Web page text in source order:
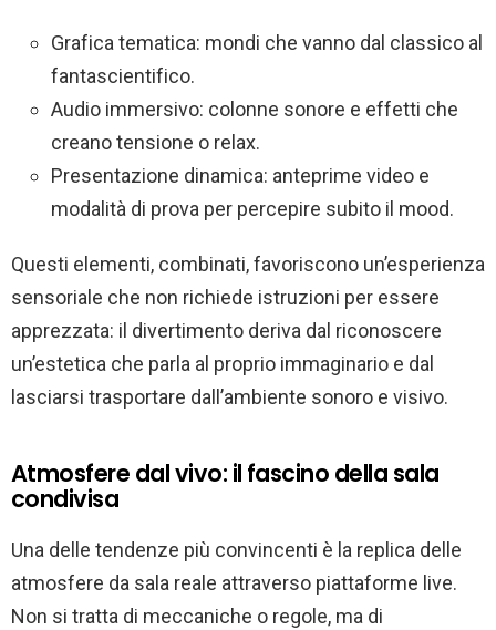
Grafica tematica: mondi che vanno dal classico al
fantascientifico.
Audio immersivo: colonne sonore e effetti che
creano tensione o relax.
Presentazione dinamica: anteprime video e
modalità di prova per percepire subito il mood.
Questi elementi, combinati, favoriscono un’esperienza
sensoriale che non richiede istruzioni per essere
apprezzata: il divertimento deriva dal riconoscere
un’estetica che parla al proprio immaginario e dal
lasciarsi trasportare dall’ambiente sonoro e visivo.
Atmosfere dal vivo: il fascino della sala
condivisa
Una delle tendenze più convincenti è la replica delle
atmosfere da sala reale attraverso piattaforme live.
Non si tratta di meccaniche o regole, ma di